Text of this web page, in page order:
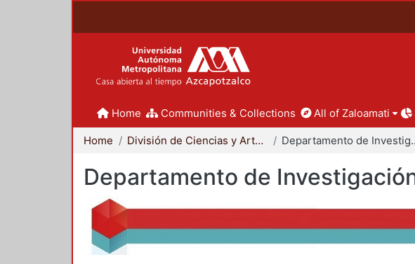
Home Communities & Collections All of Zaloamati
Home División de Ciencias y Artes para el Diseño Departamento de
Departamento de